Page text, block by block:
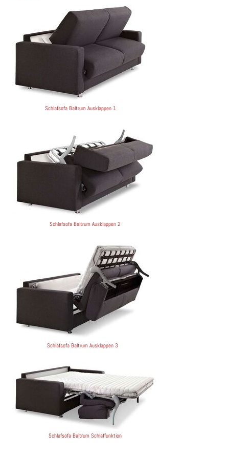
Schlafsofa Baltrum Ausklappen 1
Schlafsofa Baltrum Ausklappen 2
Schlafsofa Baltrum Ausklappen 3
Schlafsofa Baltrum Schlaffunktion